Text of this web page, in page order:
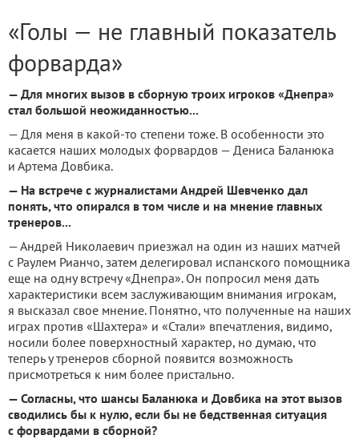
«Голы — не главный показатель
форварда»
— Для многих вызов в сборную троих игроков «Днепра»
стал большой неожиданностью...
— Для меня в какой-то степени тоже. В особенности это
касается наших молодых форвардов — Дениса Баланюка
и Артема Довбика.
— На встрече с журналистами Андрей Шевченко дал
понять, что опирался в том числе и на мнение главных
тренеров...
— Андрей Николаевич приезжал на один из наших матчей
с Раулем Рианчо, затем делегировал испанского помощника
еще на одну встречу «Днепра». Он попросил меня дать
характеристики всем заслуживающим внимания игрокам,
я высказал свое мнение. Понятно, что полученные на наших
играх против «Шахтера» и «Стали» впечатления, видимо,
носили более поверхностный характер, но думаю, что
теперь у тренеров сборной появится возможность
присмотреться к ним более пристально.
— Согласны, что шансы Баланюка и Довбика на этот вызов
сводились бы к нулю, если бы не бедственная ситуация
с форвардами в сборной?